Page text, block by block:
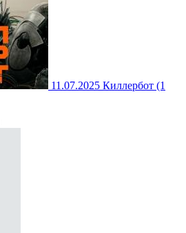
11.07.2025 Киллербот (1